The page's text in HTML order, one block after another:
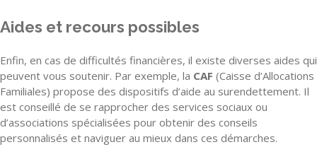
Aides et recours possibles
Enfin, en cas de difficultés financières, il existe diverses aides qui
peuvent vous soutenir. Par exemple, la CAF (Caisse d’Allocations
Familiales) propose des dispositifs d’aide au surendettement. Il
est conseillé de se rapprocher des services sociaux ou
d’associations spécialisées pour obtenir des conseils
personnalisés et naviguer au mieux dans ces démarches.